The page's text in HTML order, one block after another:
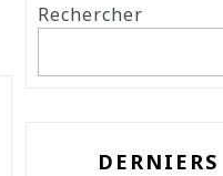
Rechercher
DERNIERS